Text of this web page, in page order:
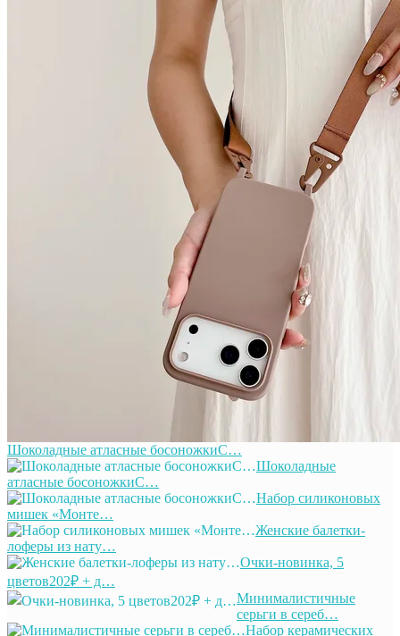
Шоколадные атласные босоножкиС…
Шоколадные
атласные босоножкиС…
Набор силиконовых
мишек «Монте…
Женские балетки-
лоферы из нату…
Очки-новинка, 5
цветов202₽ + д…
Минималистичные
серьги в сереб…
Набор керамических